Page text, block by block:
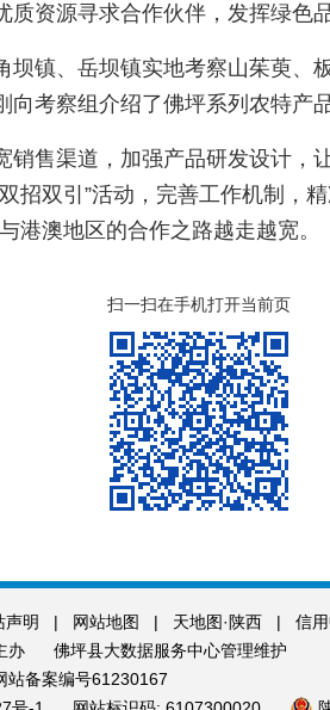
资源寻求合作伙伴，发挥绿色品
坝镇、岳坝镇实地考察山茱萸、
考察组介绍了佛坪系列农特产品
售渠道，加强产品研发设计，
招双引”活动，完善工作机制，
港澳地区的合作之路越走越宽。
扫一扫在手机打开当前页
声明 | 网站地图 | 天地图·陕西 | 信
办
佛坪县大数据服务中心管理维护
站备案编号61230167